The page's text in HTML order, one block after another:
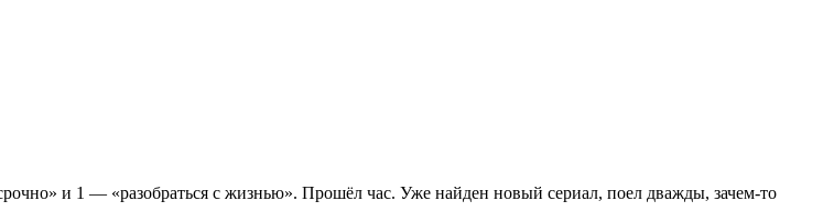
и 1 — «разобраться с жизнью». Прошёл час. Уже найден новый сериал, поел дважды, зачем-то